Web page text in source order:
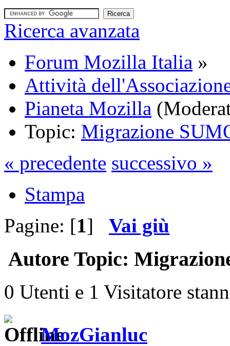
Ricerca avanzata
Forum Mozilla Italia »
Attività
Pianeta Mozilla
Topic: Migrazione
« precedente successivo »
Stampa
Pagine: [1] Vai giù
Autore Topic:
0 Utenti e 1 Visitatore
MozGianluc